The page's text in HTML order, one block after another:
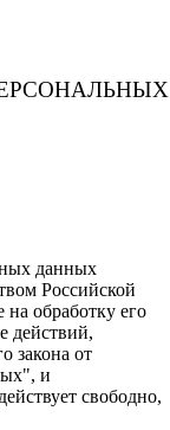
данных
Российской
на обработку его
действий,
закона от
и
свободно,